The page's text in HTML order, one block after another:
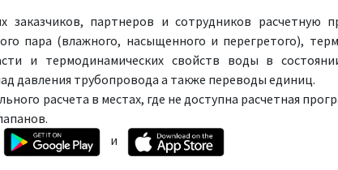
заказчиков, партнеров и сотрудников расчетную
пара (влажного, насыщенного и перегретого),
и термодинамических свойств воды в
давления трубопровода а также переводы единиц.
расчета в местах, где не доступна расчетная
и